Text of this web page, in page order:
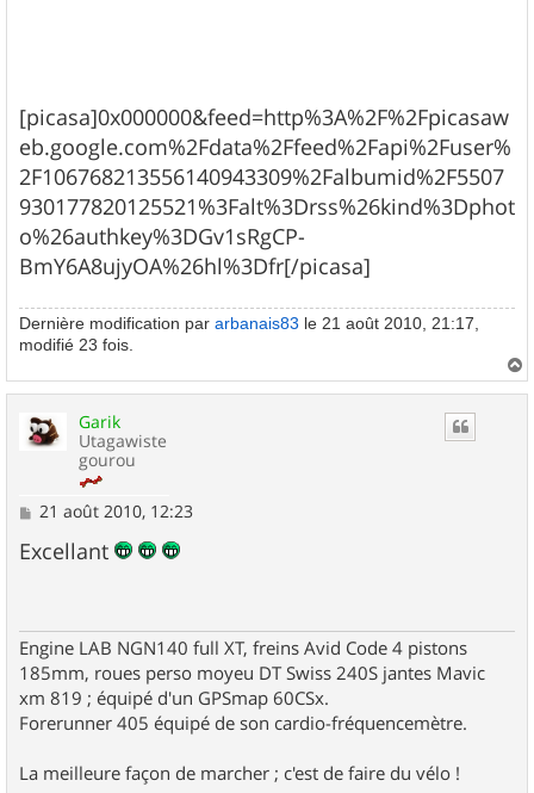
[picasa]0x000000&feed=http%3A%2F%2Fpicasaw
eb.google.com%2Fdata%2Ffeed%2Fapi%2Fuser%
2F106768213556140943309%2Falbumid%2F5507
930177820125521%3Falt%3Drss%26kind%3Dphot
o%26authkey%3DGv1sRgCP-
BmY6A8ujyOA%26hl%3Dfr[/picasa]
Dernière modification par arbanais83 le 21 août 2010, 21:17,
modifié 23 fois.
a
Garik
Utagawiste
gourou
M
s
s
21 août 2010, 12:23
Excellant
Engine LAB NGN140 full XT, freins Avid Code 4 pistons
185mm, roues perso moyeu DT Swiss 240S jantes Mavic
xm 819 ; équipé d'un GPSmap 60CSx.
Forerunner 405 équipé de son cardio-fréquencemètre.
La meilleure façon de marcher ; c'est de faire du vélo !